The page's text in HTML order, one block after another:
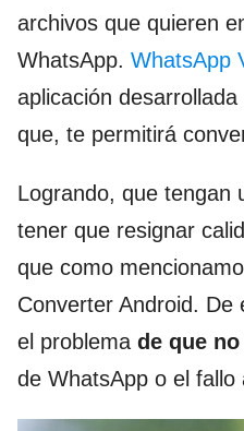
archivos que quieren
WhatsApp. WhatsApp
aplicación
que, te permitirá
Logrando, que tengan
tener que resignar
que como
Converter Android.
el problema de que
de WhatsApp o el fallo